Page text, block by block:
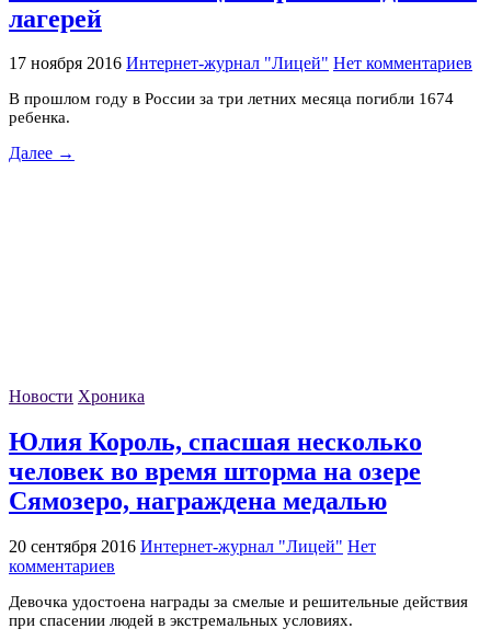
лагерей
17 ноября 2016 Интернет-журнал "Лицей" Нет комментариев
В прошлом году в России за три летних месяца погибли 1674
ребенка.
Далее →
Новости Хроника
Юлия Король, спасшая несколько
человек во время шторма на озере
Сямозеро, награждена медалью
20 сентября 2016 Интернет-журнал "Лицей" Нет
комментариев
Девочка удостоена награды за смелые и решительные действия
при спасении людей в экстремальных условиях.